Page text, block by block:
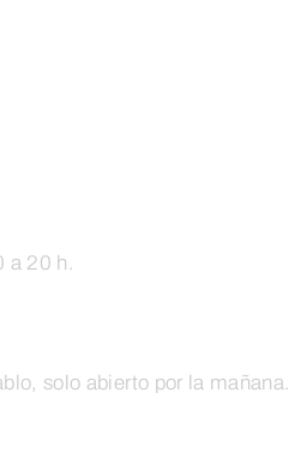
a 20 h.
solo abierto por la mañana.